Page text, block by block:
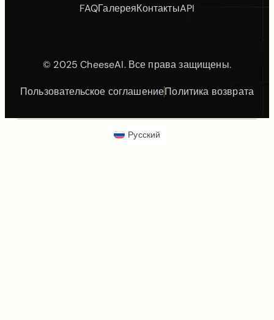
FAQГалереяКонтактыAPI
© 2025 CheeseAI. Все права защищены.
Пользовательское соглашениеПолитика возврата
Русский